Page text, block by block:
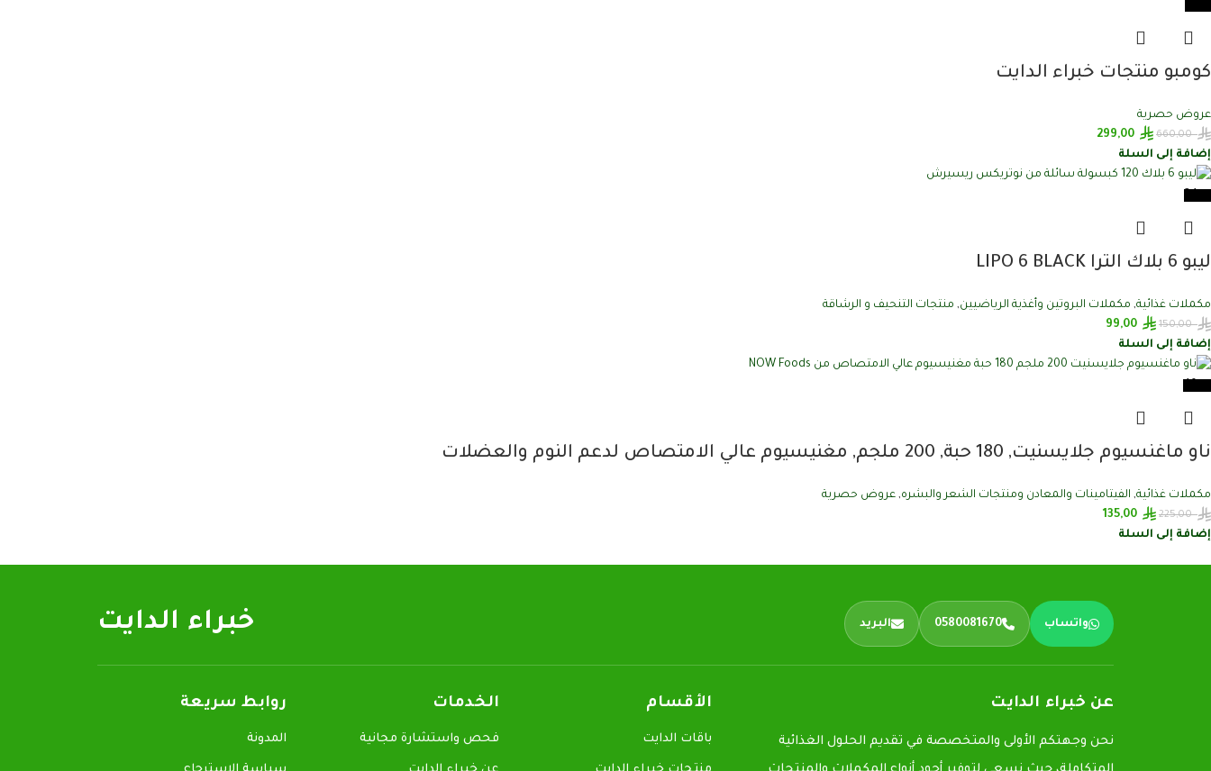
كومبو منتجات خبراء الدايت
عروض حصرية
660,00
299,00
إضافة إلى السلة
ليبو 6 بلاك الترا LIPO 6 BLACK
مكملات غذائية, مكملات البروتين وأغذية الرياضيين, منتجات التنحيف و الرشاقة
150,00
99,00
إضافة إلى السلة
ناو ماغنسيوم جلايسنيت, 180 حبة, 200 ملجم, مغنيسيوم عالي الامتصاص لدعم النوم والعضلات
مكملات غذائية, الفيتامينات والمعادن ومنتجات الشعر والبشره, عروض حصرية
225,00
135,00
إضافة إلى السلة
واتساب 0580081670 البريد خبراء الدايت
عن خبراء الدايت
نحن وجهتكم الأولى والمتخصصة في تقديم الحلول الغذائية
الأقسام
باقات الدايت
الخدمات
فحص واستشارة مجانية
روابط سريعة
المدونة